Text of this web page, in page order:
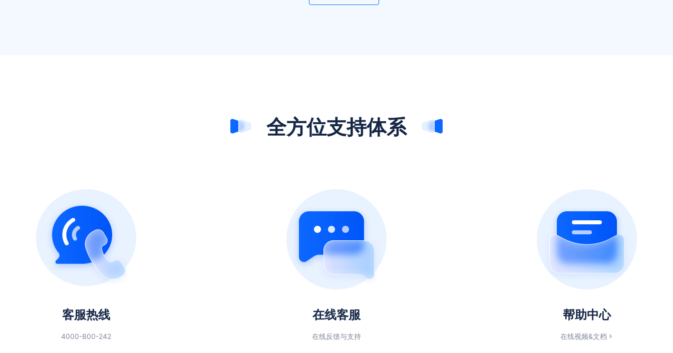
全方位支持体系
客服热线
4000-800-242
在线客服
在线反馈与支持
帮助中心
在线视频&文档